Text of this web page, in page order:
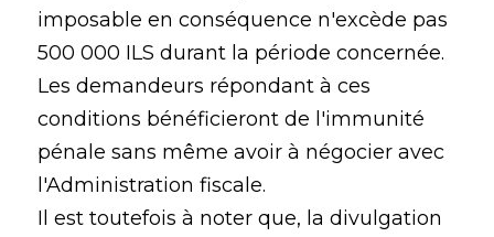
imposable en conséquence n'excède pas
500 000 ILS durant la période concernée.
Les demandeurs répondant à ces
conditions bénéficieront de l'immunité
pénale sans même avoir à négocier avec
l'Administration fiscale.
Il est toutefois à noter que, la divulgation